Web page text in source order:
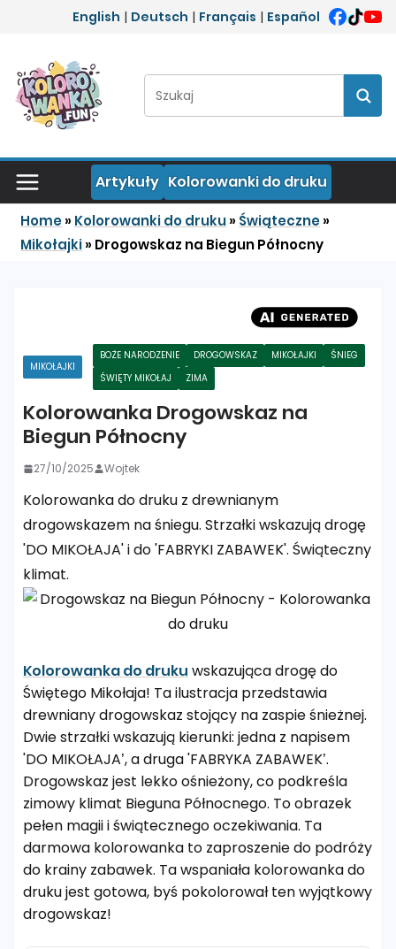
Przejdź do treści
English | Deutsch | Français | Español
Szukaj:
Artykuły Kolorowanki do druku
Home» Kolorowanki do druku» Świąteczne»
Mikołajki» Drogowskaz na Biegun Północny
MIKOŁAJKI
BOŻE NARODZENIE DROGOWSKAZ MIKOŁAJKI
ŚNIEG
ŚWIĘTY MIKOŁAJ
ZIMA
Kolorowanka Drogowskaz na
Biegun Północny
27/10/2025 Wojtek
Kolorowanka do druku z drewnianym
drogowskazem na śniegu. Strzałki wskazują drogę
'DO MIKOŁAJA' i do 'FABRYKI ZABAWEK'. Świąteczny
klimat.
Kolorowanka do druku wskazująca drogę do
Świętego Mikołaja! Ta ilustracja przedstawia
drewniany drogowskaz stojący na zaspie śnieżnej.
Dwie strzałki wskazują kierunki: jedna z napisem
'DO MIKOŁAJA’, a druga 'FABRYKA ZABAWEK’.
Drogowskaz jest lekko ośnieżony, co podkreśla
zimowy klimat Bieguna Północnego. To obrazek
pełen magii i świątecznego oczekiwania. Ta
darmowa kolorowanka to zaproszenie do podróży
do krainy zabawek. Ta wspaniała kolorowanka do
druku jest gotowa, byś pokolorował ten wyjątkowy
drogowskaz!